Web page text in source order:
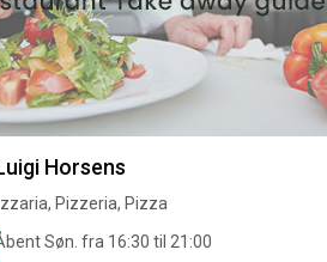
Horsens
Pizzeria, Pizza
Søn. fra 16:30 til 21:00